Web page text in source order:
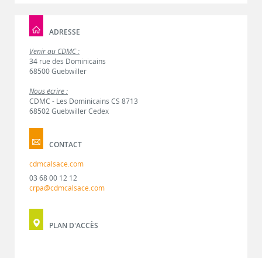
ADRESSE
Venir au CDMC :
34 rue des Dominicains
68500 Guebwiller
Nous écrire :
CDMC - Les Dominicains CS 8713
68502 Guebwiller Cedex
CONTACT
cdmcalsace.com
03 68 00 12 12
crpa@cdmcalsace.com
PLAN D'ACCÈS